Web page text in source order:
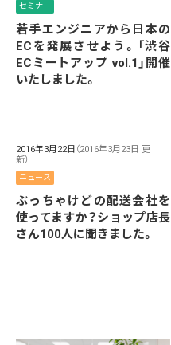
セミナー
若手エンジニアから日本の
ECを発展させよう。「渋谷
ECミートアップ vol.1」開催
いたしました。
2016年3月22日 （2016年3月23日 更
新）
ニュース
ぶっちゃけどの配送会社を
使ってますか？ショップ店長
さん100人に聞きました。